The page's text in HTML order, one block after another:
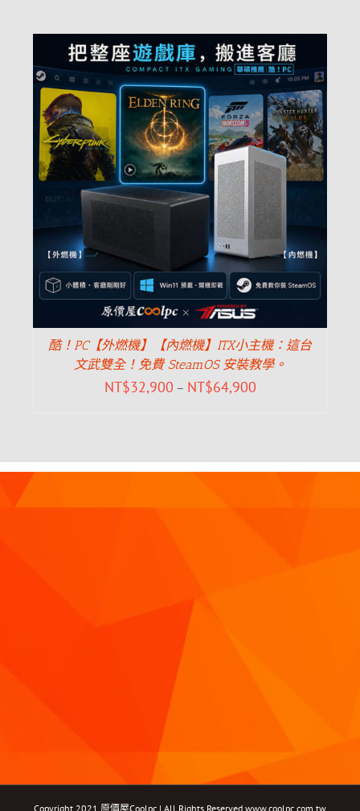
酷！PC【外燃機】【內燃機】ITX小主機：這台
文武雙全！免費 SteamOS 安裝教學。
NT$32,900 – NT$64,900
Copyright 2021 原價屋Coolpc | All Rights Reserved www.coolpc.com.tw